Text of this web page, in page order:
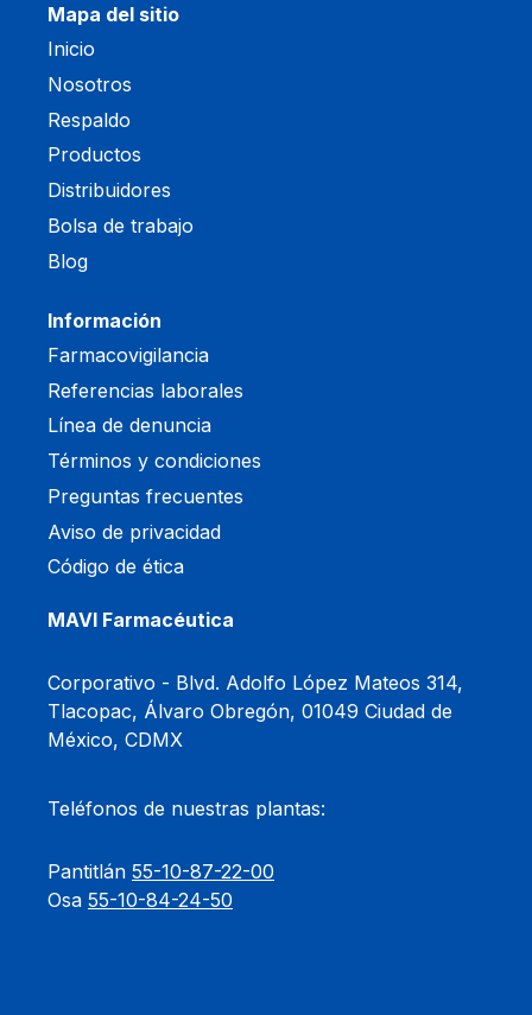
Mapa del sitio
Inicio
Nosotros
Respaldo
Productos
Distribuidores
Bolsa de trabajo
Blog
Información
Farmacovigilancia
Referencias laborales
Línea de denuncia
Términos y condiciones
Preguntas frecuentes
Aviso de privacidad
Código de ética
MAVI Farmacéutica
Corporativo - Blvd. Adolfo López Mateos 314,
Tlacopac, Álvaro Obregón, 01049 Ciudad de
México, CDMX
Teléfonos de nuestras plantas:
Pantitlán 55-10-87-22-00
Osa 55-10-84-24-50